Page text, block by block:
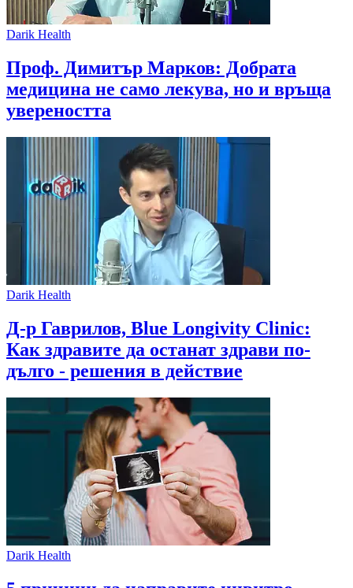
Darik Health
Проф. Димитър Марков: Добрата
медицина не само лекува, но и връща
увереността
Darik Health
Д-р Гаврилов, Blue Longivity Clinic:
Как здравите да останат здрави по-
дълго - решения в действие
Darik Health